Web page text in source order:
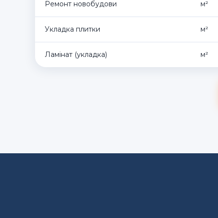
Ремонт новобудови м²
Укладка плитки м²
Ламінат (укладка) м²